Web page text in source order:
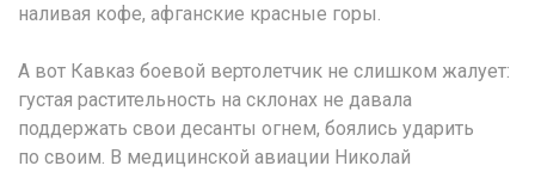
наливая кофе, афганские красные горы.
А вот Кавказ боевой вертолетчик не слишком жалует:
густая растительность на склонах не давала
поддержать свои десанты огнем, боялись ударить
по своим. В медицинской авиации Николай